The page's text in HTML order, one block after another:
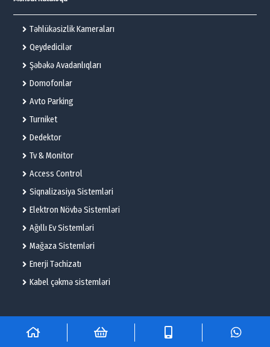
Təhlükəsizlik Kameraları
Qeydedicilər
Şəbəkə Avadanlıqları
Domofonlar
Avto Parking
Turniket
Dedektor
Tv & Monitor
Access Control
Siqnalizasiya Sistemləri
Elektron Növbə Sistemləri
Ağıllı Ev Sistemləri
Mağaza Sistemləri
Enerji Təchizatı
Kabel çəkmə sistemləri
© 2025 – Flame Technologies